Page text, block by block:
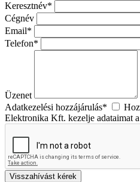
Keresztnév*
Cégnév
Email*
Telefon*
Üzenet
Adatkezelési hozzájárulás*
Elektronika Kft. kezelje adataimat
Visszahívást kérek